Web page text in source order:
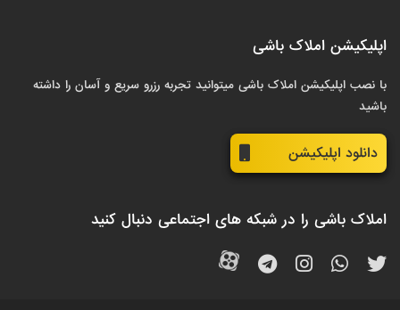
اپلیکیشن املاک باشی
با نصب اپلیکیشن املاک باشی میتوانید تجربه رزرو سریع و آسان را داشته
باشید
دانلود اپلیکیشن
املاک باشی را در شبکه های اجتماعی دنبال کنید